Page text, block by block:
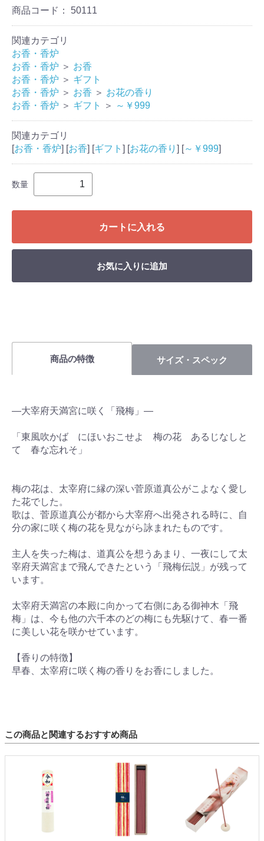
商品コード： 50111
関連カテゴリ
お香・香炉
お香・香炉 ＞ お香
お香・香炉 ＞ ギフト
お香・香炉 ＞ お香 ＞ お花の香り
お香・香炉 ＞ ギフト ＞ ～￥999
関連カテゴリ
[お香・香炉] [お香] [ギフト ] [お花の香り ] [～￥999]
数量
カートに入れる
お気に入りに追加
商品の特徴 サイズ・スペック
―大宰府天満宮に咲く「飛梅」―
「東風吹かば にほいおこせよ 梅の花 あるじなしと
て 春な忘れそ」
梅の花は、太宰府に縁の深い菅原道真公がこよなく愛し
た花でした。
歌は、菅原道真公が都から大宰府へ出発される時に、自
分の家に咲く梅の花を見ながら詠まれたものです。
主人を失った梅は、道真公を想うあまり、一夜にして太
宰府天満宮まで飛んできたという「飛梅伝説」が残って
います。
太宰府天満宮の本殿に向かって右側にある御神木「飛
梅」は、今も他の六千本のどの梅にも先駆けて、春一番
に美しい花を咲かせています。
【香りの特徴】
早春、太宰府に咲く梅の香りをお香にしました。
この商品と関連するおすすめ商品